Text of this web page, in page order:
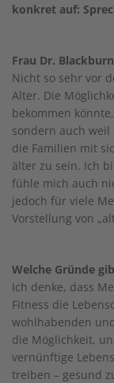
konkret auf:
Frau Dr.
Nicht so sehr vor
Alter. Die
bekommen
sondern auch
die Familien mit
älter zu sein. Ich
fühle mich auch
jedoch für viele
Vorstellung von
Welche Gründe
Ich denke, dass
Fitness die
wohlhabenden
die Möglichkeit,
vernünftige
treiben – gesund